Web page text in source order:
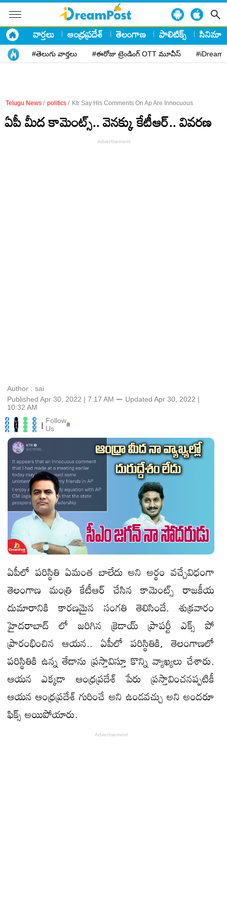
వార్తలు ఆంధ్రప్రదేశ్ తెలంగాణ పాలిటిక్స్ సినిమా
#తెలుగు వార్తలు #ఈరోజు ట్రెండింగ్ OTT మూవీస్
Telugu News / politics / Ktr Say His Comments On Ap Are Innocuous
ఏపీ మీద కామెంట్స్.. వెనక్కు కేటీఆర్.. వివరణ
Author : sai
Published Apr 30, 2022 | 7:17 AM ⚊ Updated Apr 30, 2022 |
10:32 AM
| Follow
Us
ఏపీలో పరిస్థితి ఏమంత బాలేదు అని అర్థం వచ్చేవిధంగా
తెలంగాణ మంత్రి కేటీఆర్ చేసిన కామెంట్స్ రాజకీయ
దుమారానికి కారణమైన సంగతి తెలిసిందే. శుక్రవారం
హైదరాబాద్ లో జరిగిన క్రెడాయ్ ప్రాపర్టీ ఎక్స్ పో
ప్రారంభించిన ఆయన.. ఏపీలో పరిస్థితికి, తెలంగాణలో
పరిస్థితికి ఉన్న తేడాను ప్రస్తావిస్తూ కొన్ని వ్యాఖ్యలు చేశారు.
ఆయన ఎక్కడా ఆంధ్రప్రదేశ్ పేరు ప్రస్తావించనప్పటికీ
ఆయన ఆంధ్రప్రదేశ్ గురించే అని ఉండవచ్చు అని అందరూ
ఫిక్స్ అయిపోయారు.